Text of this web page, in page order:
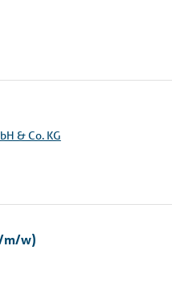
& Co. KG
m/w)